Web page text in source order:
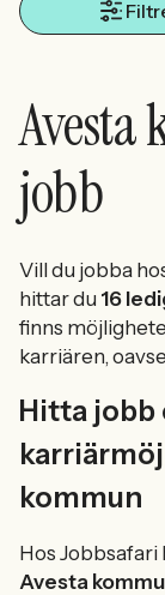
Sök
jobb
Vill du jobba
hittar du 16
finns
karriären,
Hitta jobb
kommun
Hos Jobbsafari
Avesta